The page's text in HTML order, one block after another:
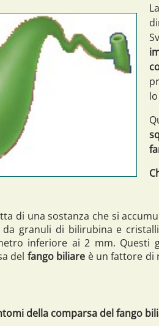
di una sostanza che si
granuli di bilirubina e
inferiore ai 2 mm. Questi
del fango biliare è un fattore di
della comparsa del fango